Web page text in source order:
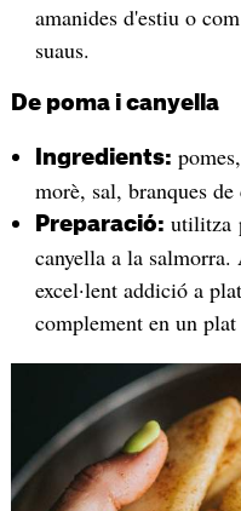
amanides d'estiu o
suaus.
De poma i canyella
Ingredients:
morè, sal, branques de
Preparació: utilitza
canyella a la salmorra.
excel·lent addició a
complement en un